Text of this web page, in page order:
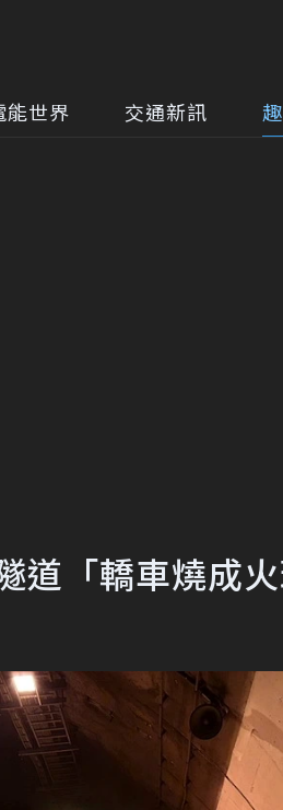
能世界 交通新訊
道「轎車燒成